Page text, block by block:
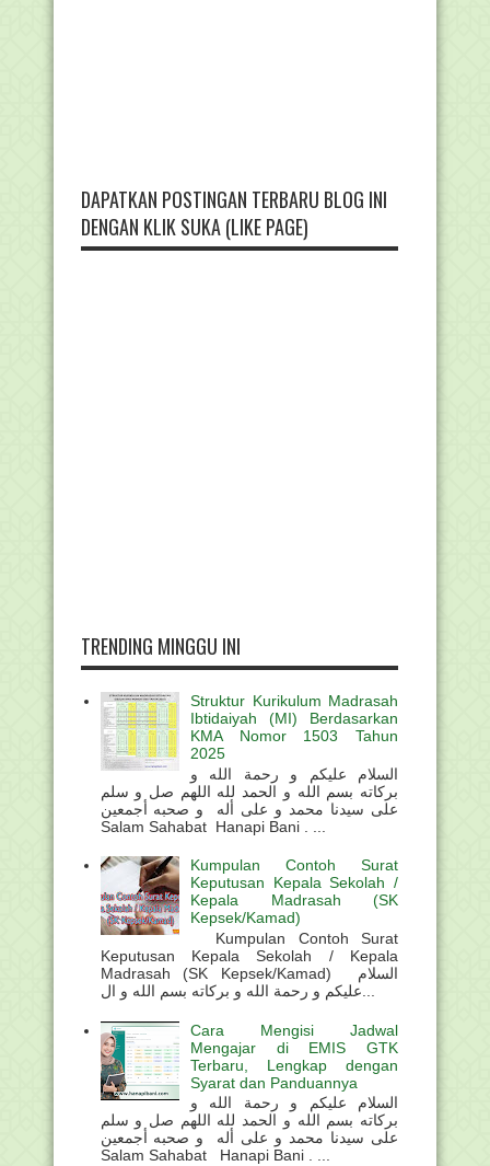
DAPATKAN POSTINGAN TERBARU BLOG INI
DENGAN KLIK SUKA (LIKE PAGE)
TRENDING MINGGU INI
Struktur Kurikulum Madrasah
Ibtidaiyah (MI) Berdasarkan
KMA Nomor 1503 Tahun
2025
السلام عليكم و رحمة الله و
بركاته بسم الله و الحمد لله اللهم صل و سلم
على سيدنا محمد و على أله و صحبه أجمعين
Salam Sahabat Hanapi Bani . ...
Kumpulan Contoh Surat
Keputusan Kepala Sekolah /
Kepala Madrasah (SK
Kepsek/Kamad)
Kumpulan Contoh Surat
Keputusan Kepala Sekolah / Kepala
Madrasah (SK Kepsek/Kamad) السلام
Cara Mengisi Jadwal
Mengajar di EMIS GTK
Terbaru, Lengkap dengan
Syarat dan Panduannya
السلام عليكم و رحمة الله و
بركاته بسم الله و الحمد لله اللهم صل و سلم
على سيدنا محمد و على أله و صحبه أجمعين
Salam Sahabat Hanapi Bani . ...